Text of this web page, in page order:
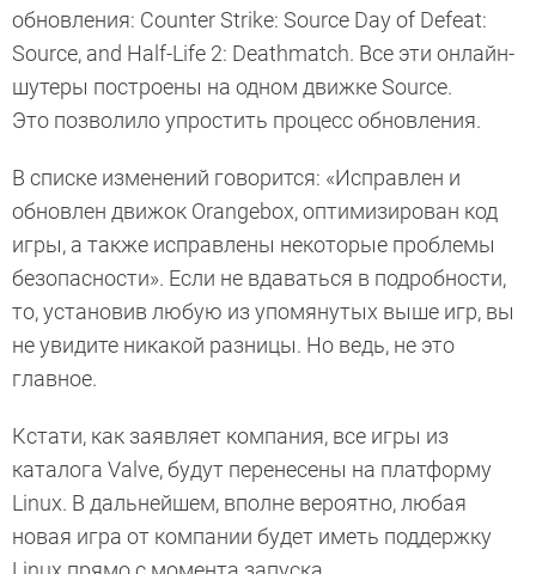
обновления: Counter Strike: Source Day of Defeat:
Source, and Half-Life 2: Deathmatch. Все эти онлайн-
шутеры построены на одном движке Source.
Это позволило упростить процесс обновления.
В списке изменений говорится: «Исправлен и
обновлен движок Orangebox, оптимизирован код
игры, а также исправлены некоторые проблемы
безопасности». Если не вдаваться в подробности,
то, установив любую из упомянутых выше игр, вы
не увидите никакой разницы. Но ведь, не это
главное.
Кстати, как заявляет компания, все игры из
каталога Valve, будут перенесены на платформу
Linux. В дальнейшем, вполне вероятно, любая
новая игра от компании будет иметь поддержку